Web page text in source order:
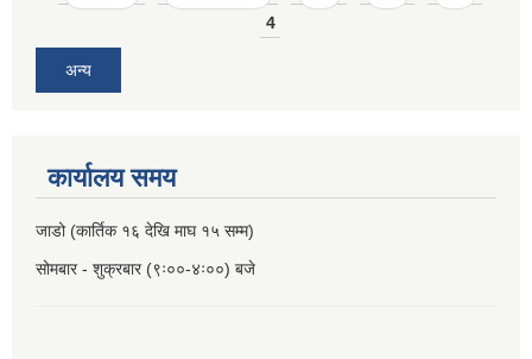
4
अन्य
कार्यालय समय
जाडो (कार्तिक १६ देखि माघ १५ सम्म)
सोमबार - शुक्रबार (९ः००-४ः००) बजे